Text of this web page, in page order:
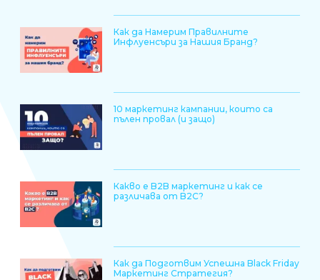
Как да Намерим Правилните
Инфлуенсъри за Нашия Бранд?
10 маркетинг кампании, които са
пълен провал (и защо)
Какво е B2B маркетинг и как се
различава от B2C?
Как да Подготвим Успешна Black Friday
Маркетинг Стратегия?